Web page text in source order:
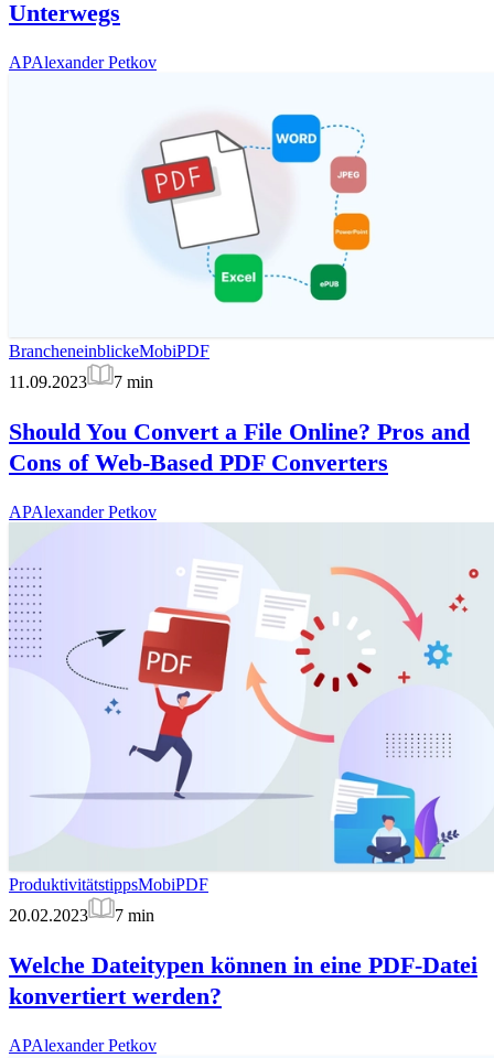
Unterwegs
APAlexander Petkov
BrancheneinblickeMobiPDF
11.09.2023
7 min
Should You Convert a File Online? Pros and
Cons of Web-Based PDF Converters
APAlexander Petkov
ProduktivitätstippsMobiPDF
20.02.2023
7 min
Welche Dateitypen können in eine PDF-Datei
konvertiert werden?
APAlexander Petkov